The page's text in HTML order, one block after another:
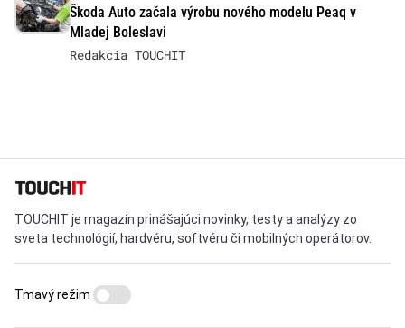
Škoda Auto začala výrobu nového modelu Peaq v
Mladej Boleslavi
Redakcia TOUCHIT
TOUCHIT je magazín prinášajúci novinky, testy a analýzy zo
sveta technológií, hardvéru, softvéru či mobilných operátorov.
Tmavý režim